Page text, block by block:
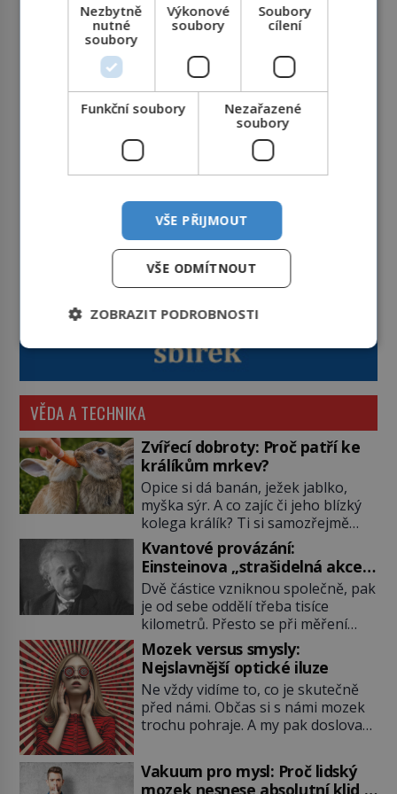
VĚDA A TECHNIKA
Zvířecí dobroty: Proč patří ke
králíkům mrkev?
Opice si dá banán, ježek jablko,
myška sýr. A co zajíc či jeho blízký
kolega králík? Ti si samozřejmě
pochutnají na mrkvi! Proč jsou
podobné představy o potravě
zvířat často spíš mýty? Pokud máte
doma králíka, mrkev mu dát
můžete. A nejspíš mu i bude
chutnat, ovšem měl by ji mít jen
jako občasný pamlsek. […]
Kvantové provázání:
Einsteinova „strašidelná akce
na dálku“ dál mate i fascinuje
vědce
Dvě částice vzniknou společně, pak
je od sebe oddělí třeba tisíce
kilometrů. Přesto se při měření
chovají, jako by mezi nimi
existovalo neviditelné pouto. Albert
Einstein tomu s jistou dávkou
ironie říká „strašidelná akce na
dálku“ a dlouhá desetiletí věří, že
musí existovat jednodušší
však ukazují, že kvantový svět
funguje jinak, než […]
Mozek versus smysly:
Nejslavnější optické iluze
Ne vždy vidíme to, co je skutečně
před námi. Občas si s námi mozek
trochu pohraje. A my pak doslova
vznikají ty nejpodivnější optické
iluze? Soustřeď se na to hlavní!
Vakuum pro mysl: Proč lidský
mozek nesnese absolutní klid a
Nezbytně
nutné
soubory
Výkonové
soubory
Soubory
cílení
Funkční soubory
Nezařazené
soubory
VŠE PŘIJMOUT
VŠE ODMÍTNOUT
ZOBRAZIT PODROBNOSTI